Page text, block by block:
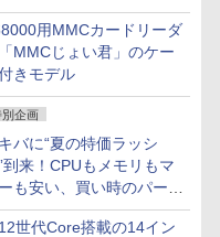
PCセール
用MMCカードリーダ
MMCじょい君」のケー
きモデル
別企画
バに“夏の特価ラッシ
到来！CPUもメモリもマ
も安い、買い時のパーツ
【8月7日(金)22時配信】
世代Core搭載の14イン